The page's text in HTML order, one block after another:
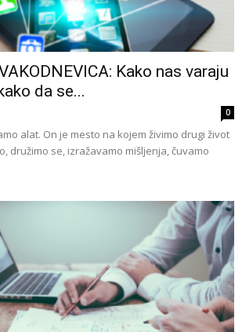
Kako nas varaju
da se...
0
alat. On je mesto na kojem živimo drugi život
družimo se, izražavamo mišljenja, čuvamo